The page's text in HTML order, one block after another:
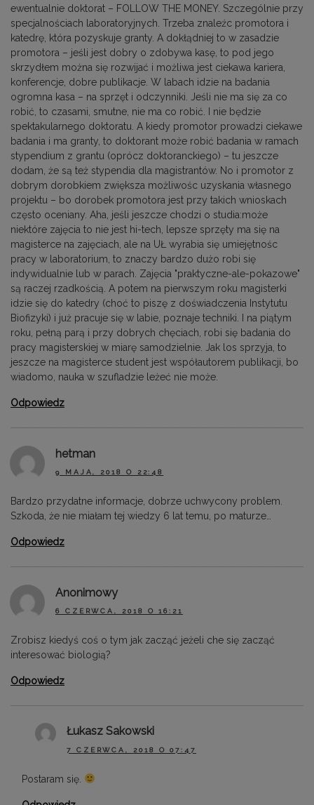
ewentualnie doktorat – FOLLOW THE MONEY. Szczególnie przy
specjalnościach laboratoryjnych. Trzeba znaleźc promotora i
katedrę, która pozyskuje granty. A dokłądniej to w zasadzie
promotora – jeśli jest dobry o zdobywa kasę, to pod jego
skrzydłem można się rozwijać i możliwa jest ciekawa kariera,
konferencje, dobre publikacje. W labach idzie na badania
ogromna kasa – na sprzęt i odczynniki. Jeśli nie ma się za co
robić, to czasami, smutne, nie ma co robić. I nie będzie
spektakularnego doktoratu. A kiedy promotor prowadzi ciekawe
badania i ma granty, to doktorant może robić badania w ramach
stypendium z grantu (oprócz doktoranckiego) – tu jeszcze
dodam, że są też stypendia dla magistrantów. No i promotor z
dobrym dorobkiem zwiększa możliwośc uzyskania własnego
projektu – bo dorobek promotora jest przy takich wnioskach
często oceniany. Aha, jeśli jeszcze chodzi o studia:może
niektóre zajęcia to nie jest hi-tech, lepsze sprzęty ma się na
magisterce na zajęciach, ale na UŁ wyrabia się umiejętnośc
pracy w laboratorium, to znaczy bardzo dużo robi się
indywidualnie lub w parach. Zajęcia "praktyczne-ale-pokazowe"
są raczej rzadkością. A potem na pierwszym roku magisterki
idzie się do katedry (choć to piszę z doświadczenia Instytutu
Biofizyki) i już pracuje się w labie, poznaje techniki. I na piątym
roku, pełną parą i przy dobrych chęciach, robi się badania do
pracy magisterskiej w miarę samodzielnie. Jak los sprzyja, to
jeszcze na magisterce student jest współautorem publikacji, bo
wiadomo, nauka w szufladzie leżeć nie może.
Odpowiedz
hetman
9 MAJA, 2018 O 22:48
Bardzo przydatne informacje, dobrze uchwycony problem.
Szkoda, że nie miałam tej wiedzy 6 lat temu, po maturze…
Odpowiedz
Anonimowy
6 CZERWCA, 2018 O 16:21
Zrobisz kiedyś coś o tym jak zacząć jeżeli che się zacząć
interesować biologią?
Odpowiedz
Łukasz Sakowski
7 CZERWCA, 2018 O 07:47
Postaram się.